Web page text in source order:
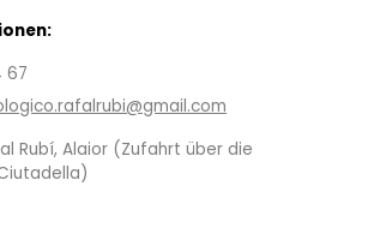
67
Rubí, Alaior (Zufahrt über die